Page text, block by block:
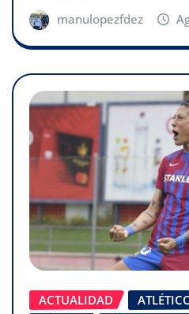
manulopezfdez
ACTUALIDAD